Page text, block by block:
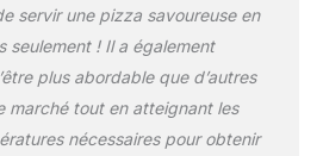
esthétique soignée
et une efficacité
thermique
redoutable Maîtrise
totale avec ce four
avec pierre pizza
servir une pizza savoureuse en
seulement ! Il a également
plus abordable que d’autres
marché tout en atteignant les
nécessaires pour obtenir